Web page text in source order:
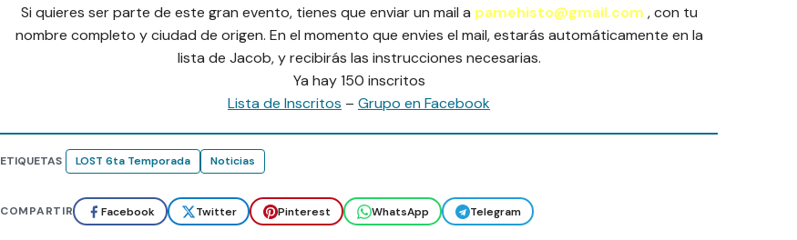
Si quieres ser parte de este gran evento, tienes que enviar un mail a pamehisto@gmail.com , con tu
nombre completo y ciudad de origen. En el momento que envies el mail, estarás automáticamente en la
lista de Jacob, y recibirás las instrucciones necesarias.
Ya hay 150 inscritos
Lista de Inscritos – Grupo en Facebook
ETIQUETAS LOST 6ta Temporada Noticias
COMPARTIR Facebook Twitter Pinterest WhatsApp Telegram